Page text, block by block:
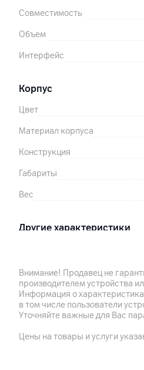
Совместимость
Объем
Интерфейс
Корпус
Цвет
Материал корпуса
Конструкция
Габариты
Вес
Другие характеристики
Импортер
Производитель
Комплект поставки
Внимание! Продавец не
производителем устройства
Информация о
в том числе пользователи
Уточняйте важные для Вас
Цены на товары и услуги